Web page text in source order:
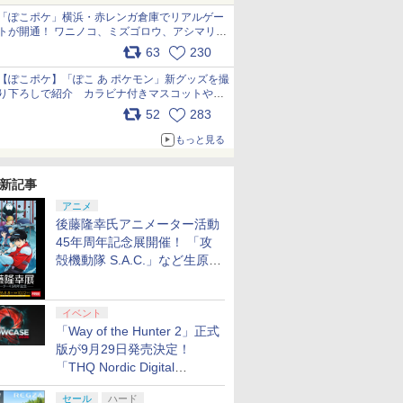
ぽこポケ」横浜・赤レンガ倉庫でリアルゲー
が開通！ ワニノコ、ミズゴロウ、アシマリ登
場シーンをレポート pic.x.com/LDgEByVl6D
63 230
ぽこポケ】「ぽこ あ ポケモン」新グッズを撮
下ろしで紹介 カラビナ付きマスコットやス
52 283
もっと見る
記事
アニメ
後藤隆幸氏アニメーター活動
45年周年記念展開催！ 「攻
殻機動隊 S.A.C.」など生原
イベント
「Way of the Hunter 2」正式
版が9月29日発売決定！
「THQ Nordic Digital
Showcase 2026」まとめ
セール ハード